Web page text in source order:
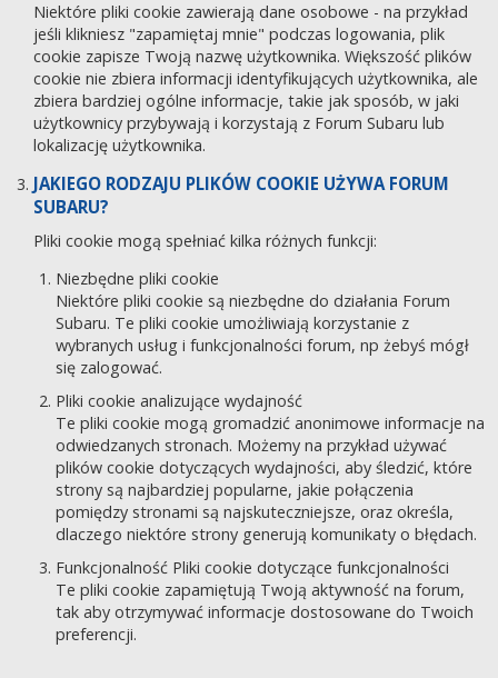
Niektóre pliki cookie zawierają dane osobowe - na przykład
jeśli klikniesz "zapamiętaj mnie" podczas logowania, plik
cookie zapisze Twoją nazwę użytkownika. Większość plików
cookie nie zbiera informacji identyfikujących użytkownika, ale
zbiera bardziej ogólne informacje, takie jak sposób, w jaki
użytkownicy przybywają i korzystają z Forum Subaru lub
lokalizację użytkownika.
JAKIEGO RODZAJU PLIKÓW COOKIE UŻYWA FORUM
SUBARU?
Pliki cookie mogą spełniać kilka różnych funkcji:
Niezbędne pliki cookie
Niektóre pliki cookie są niezbędne do działania Forum
Subaru. Te pliki cookie umożliwiają korzystanie z
wybranych usług i funkcjonalności forum, np żebyś mógł
się zalogować.
Pliki cookie analizujące wydajność
Te pliki cookie mogą gromadzić anonimowe informacje na
odwiedzanych stronach. Możemy na przykład używać
plików cookie dotyczących wydajności, aby śledzić, które
strony są najbardziej popularne, jakie połączenia
pomiędzy stronami są najskuteczniejsze, oraz określa,
dlaczego niektóre strony generują komunikaty o błędach.
Funkcjonalność Pliki cookie dotyczące funkcjonalności
Te pliki cookie zapamiętują Twoją aktywność na forum,
tak aby otrzymywać informacje dostosowane do Twoich
preferencji.